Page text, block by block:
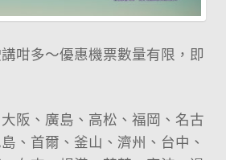
咁多～優惠機票數量有限，即
阪、廣島、高松、福岡、名古
、首爾、釜山、濟州、台中、